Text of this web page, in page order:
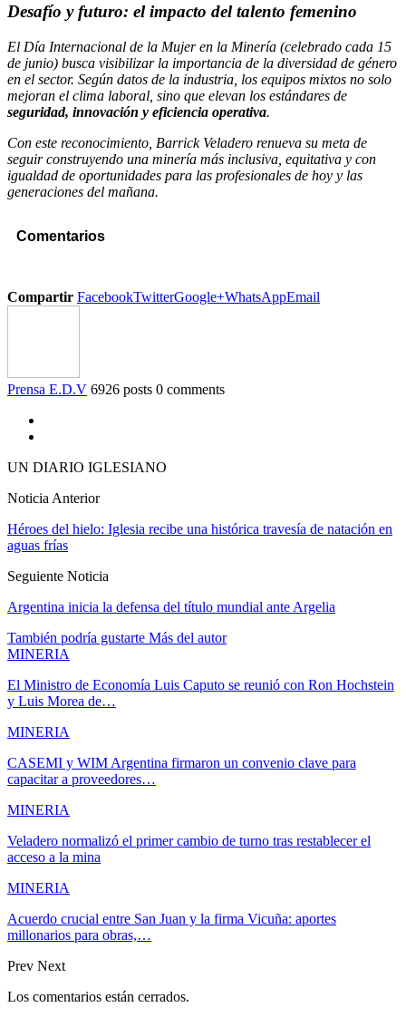
Desafío y futuro: el impacto del talento femenino
El Día Internacional de la Mujer en la Minería (celebrado cada 15
de junio) busca visibilizar la importancia de la diversidad de género
en el sector. Según datos de la industria, los equipos mixtos no solo
mejoran el clima laboral, sino que elevan los estándares de
seguridad, innovación y eficiencia operativa.
Con este reconocimiento, Barrick Veladero renueva su meta de
seguir construyendo una minería más inclusiva, equitativa y con
igualdad de oportunidades para las profesionales de hoy y las
generaciones del mañana.
Comentarios
Compartir FacebookTwitterGoogle+WhatsAppEmail
Prensa E.D.V 6926 posts 0 comments
UN DIARIO IGLESIANO
Noticia Anterior
Héroes del hielo: Iglesia recibe una histórica travesía de natación en
aguas frías
Seguiente Noticia
Argentina inicia la defensa del título mundial ante Argelia
También podría gustarte Más del autor
MINERIA
El Ministro de Economía Luis Caputo se reunió con Ron Hochstein
y Luis Morea de…
MINERIA
CASEMI y WIM Argentina firmaron un convenio clave para
capacitar a proveedores…
MINERIA
Veladero normalizó el primer cambio de turno tras restablecer el
acceso a la mina
MINERIA
Acuerdo crucial entre San Juan y la firma Vicuña: aportes
millonarios para obras,…
Prev Next
Los comentarios están cerrados.